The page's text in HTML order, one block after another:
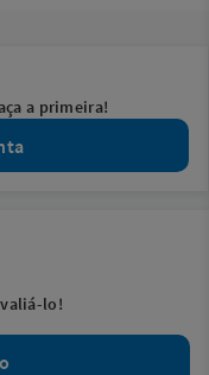
a primeira!
lo!